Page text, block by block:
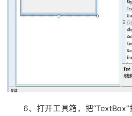
6、打开工具箱，把“TextBox”